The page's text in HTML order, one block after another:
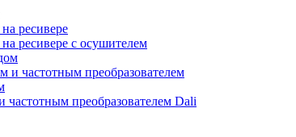
ресивере
ресивере с осушителем
частотным преобразователем
преобразователем Dali